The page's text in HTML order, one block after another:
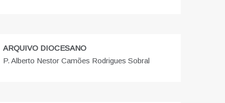
ARQUIVO DIOCESANO
P. Alberto Nestor Camões Rodrigues Sobral